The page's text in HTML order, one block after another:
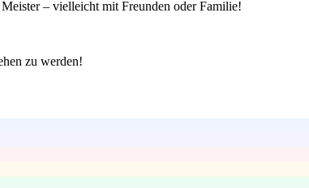
– vielleicht mit Freunden oder Familie!
zu werden!